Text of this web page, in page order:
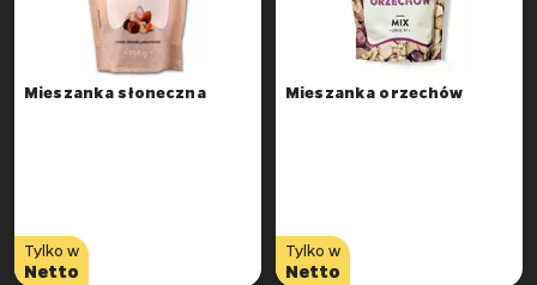
Mieszanka słoneczna
Tylko w
Netto
Mieszanka orzechów
Tylko w
Netto